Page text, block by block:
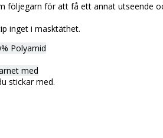
följegarn för att få ett annat utseende
inget i masktäthet.
Polyamid
med
stickar med.